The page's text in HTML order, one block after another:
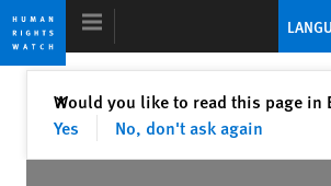
Skip
to
cookie
privacy
Skip
to
main
content
Rapport Mondial 2010
Would you like to read this page in
Yes
No, don't ask again
✕Fermer